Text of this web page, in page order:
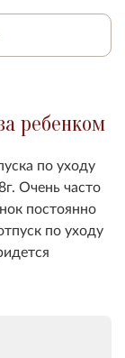
ребенком
по уходу
Очень часто
постоянно
по уходу